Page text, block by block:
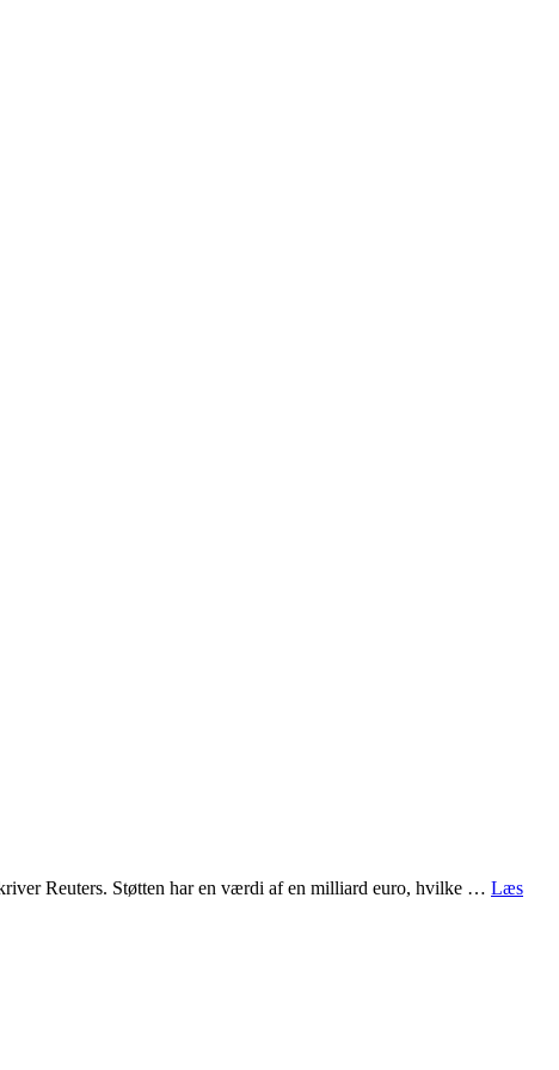
Reuters. Støtten har en værdi af en milliard euro, hvilke … Læs